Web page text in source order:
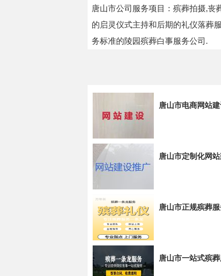
唐山市公司服务项目：殡葬拍摄,丧
的启灵仪式主持和后期的礼仪落葬
务标准的陵园殡葬白事服务公司.
唐山市电商网站
唐山市定制化网
唐山市正规殡葬
唐山市一站式殡